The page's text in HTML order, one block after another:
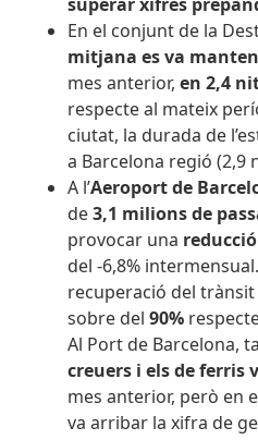
En el conjunt de la
mitjana es va
mes anterior, en 2,4
respecte al mateix
ciutat, la durada de
a Barcelona regió (2,9
A l’Aeroport de
de3,1 milions de
provocar una
del -6,8%
recuperació del
sobre del 90%
Al Port de Barcelona,
creuers i els de ferris
mes anterior, però en
va arribar la xifra de